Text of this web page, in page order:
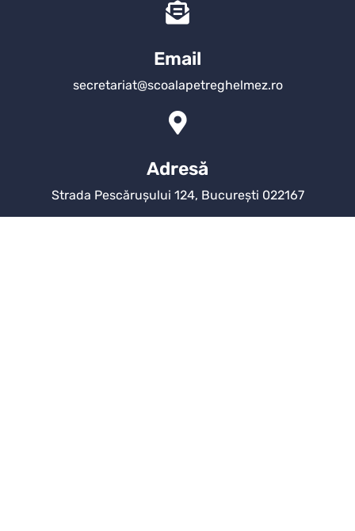
Email
secretariat@scoalapetreghelmez.ro
Adresă
Strada Pescărușului 124, București 022167